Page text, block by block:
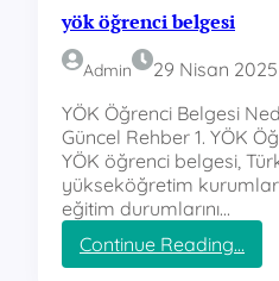
yök öğrenci belgesi
Admin
29 Nisan 2025
YÖK Öğrenci Belgesi
Güncel Rehber 1. YÖK
YÖK öğrenci belgesi,
yükseköğretim
eğitim durumlarını…
Continue Reading…
y